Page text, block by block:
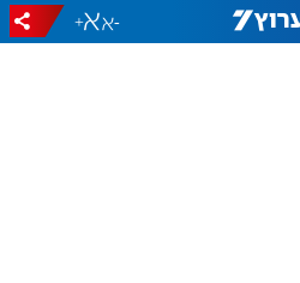
-
+